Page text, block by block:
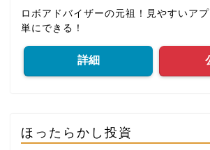
ロボアドバイザーの元祖！見やすいア
単にできる！
詳細
ほったらかし投資